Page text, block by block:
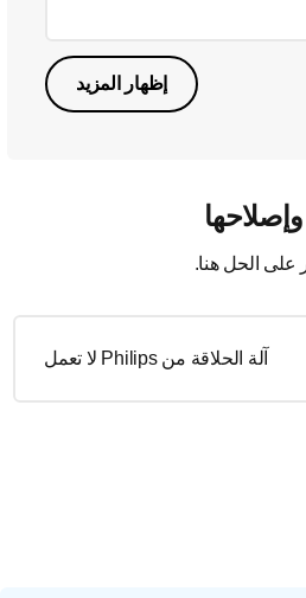
إظهار المزيد
الحل هنا.
آلة الحلاقة من Philips لا تعمل